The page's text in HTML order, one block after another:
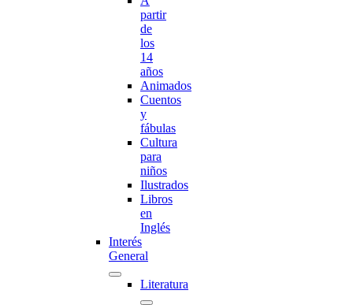
partir
de
los
14
años
Animados
Cuentos
y
fábulas
Cultura
para
niños
Ilustrados
Libros
en
Inglés
Interés
General
Literatura